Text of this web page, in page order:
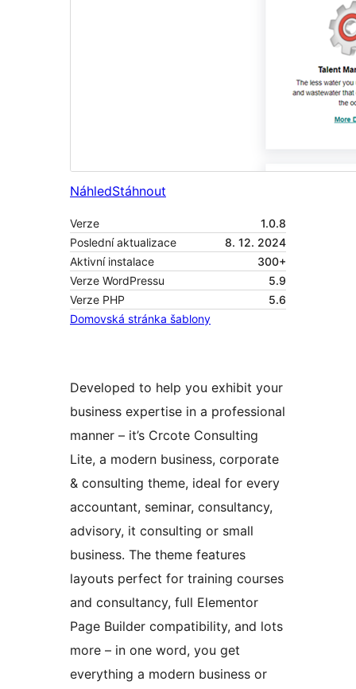
NáhledStáhnout
Verze
1.0.8
Poslední aktualizace
8. 12. 2024
Aktivní instalace
300+
Verze WordPressu
5.9
Verze PHP
5.6
Domovská stránka šablony
Developed to help you exhibit your
business expertise in a professional
manner – it’s Crcote Consulting
Lite, a modern business, corporate
& consulting theme, ideal for every
accountant, seminar, consultancy,
advisory, it consulting or small
business. The theme features
layouts perfect for training courses
and consultancy, full Elementor
Page Builder compatibility, and lots
more – in one word, you get
everything a modern business or